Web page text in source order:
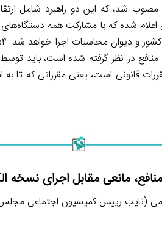
مصوب شد، که این دو راهبرد شامل
اجرایی و عملیاتی اعلام شده که با مشارکت
برای رفع تعارض منافع در نظر گرفته شده
قانونی است، یعنی مقرراتی که تا
مانعی مقابل اجرای نسخه
(نایب رییس کمیسیون اجتماعی مجلس) ـ ۳۰ آذر